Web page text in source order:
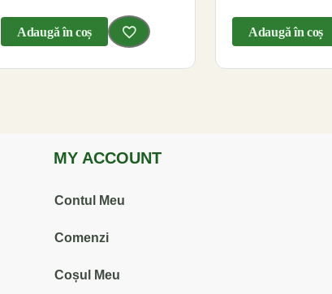
Adaugă în coș Adaugă în coș
MY ACCOUNT
Contul Meu
Comenzi
Coșul Meu